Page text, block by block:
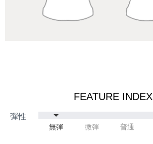
FEATURE INDEX
無彈 微彈 普通